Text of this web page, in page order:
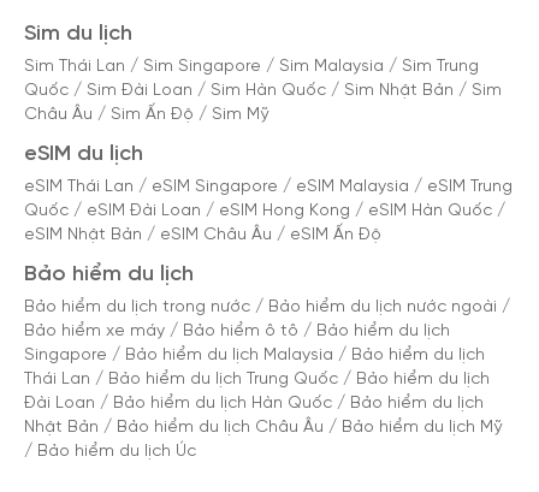
Sim du lịch
Sim Thái Lan / Sim Singapore / Sim Malaysia / Sim Trung
Quốc / Sim Đài Loan / Sim Hàn Quốc / Sim Nhật Bản / Sim
Châu Âu / Sim Ấn Độ / Sim Mỹ
eSIM du lịch
eSIM Thái Lan / eSIM Singapore / eSIM Malaysia / eSIM Trung
Quốc / eSIM Đài Loan / eSIM Hong Kong / eSIM Hàn Quốc /
eSIM Nhật Bản / eSIM Châu Âu / eSIM Ấn Độ
Bảo hiểm du lịch
Bảo hiểm du lịch trong nước / Bảo hiểm du lịch nước ngoài /
Bảo hiểm xe máy / Bảo hiểm ô tô / Bảo hiểm du lịch
Singapore / Bảo hiểm du lịch Malaysia / Bảo hiểm du lịch
Thái Lan / Bảo hiểm du lịch Trung Quốc / Bảo hiểm du lịch
Đài Loan / Bảo hiểm du lịch Hàn Quốc / Bảo hiểm du lịch
Nhật Bản / Bảo hiểm du lịch Châu Âu / Bảo hiểm du lịch Mỹ
/ Bảo hiểm du lịch Úc